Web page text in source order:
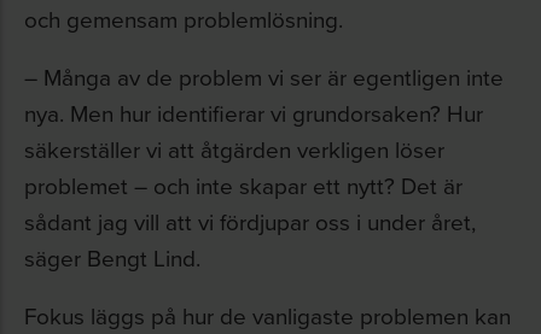
och gemensam problemlösning.
– Många av de problem vi ser är egentligen inte
nya. Men hur identifierar vi grundorsaken? Hur
säkerställer vi att åtgärden verkligen löser
problemet – och inte skapar ett nytt? Det är
sådant jag vill att vi fördjupar oss i under året,
säger Bengt Lind.
Fokus läggs på hur de vanligaste problemen kan